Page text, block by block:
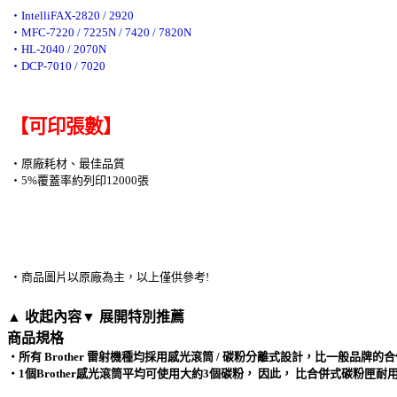
‧IntelliFAX-2820 / 2920
‧MFC-7220 / 7225N / 7420 / 7820N
‧HL-2040 / 2070N
‧DCP-7010 / 7020
【可印張數】
‧原廠耗材、最佳品質
‧5%覆蓋率約列印12000張
‧商品圖片以原廠為主，以上僅供參考!
▲ 收起內容▼ 展開特別推薦
商品規格
‧所有 Brother 雷射機種均採用感光滾筒 / 碳粉分離式設計，比一般品牌的合
‧1個Brother感光滾筒平均可使用大約3個碳粉， 因此， 比合併式碳粉匣耐